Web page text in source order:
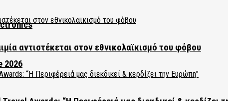
αντιστέκεται στον εθνικολαϊκισμό του φόβου
2026